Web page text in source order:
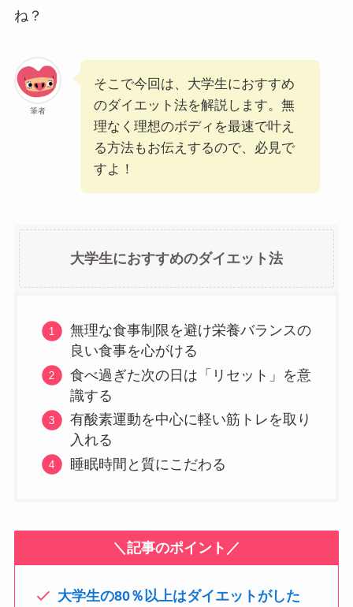
ね？
筆者
そこで今回は、大学生におすすめ
のダイエット法を解説します。無
理なく理想のボディを最速で叶え
る方法もお伝えするので、必見で
すよ！
大学生におすすめのダイエット法
無理な食事制限を避け栄養バランスの
良い食事を心がける
食べ過ぎた次の日は「リセット」を意
識する
有酸素運動を中心に軽い筋トレを取り
入れる
睡眠時間と質にこだわる
＼記事のポイント／
大学生の80％以上はダイエットがした